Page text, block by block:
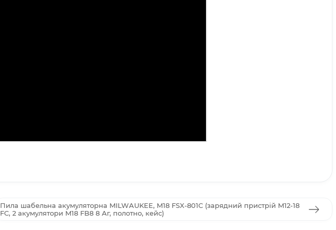
Пила шабельна акумуляторна MILWAUKEE, M18 FSX-801C (зарядний пристрій M12-18
FC, 2 акумулятори M18 FB8 8 Аг, полотно, кейс)